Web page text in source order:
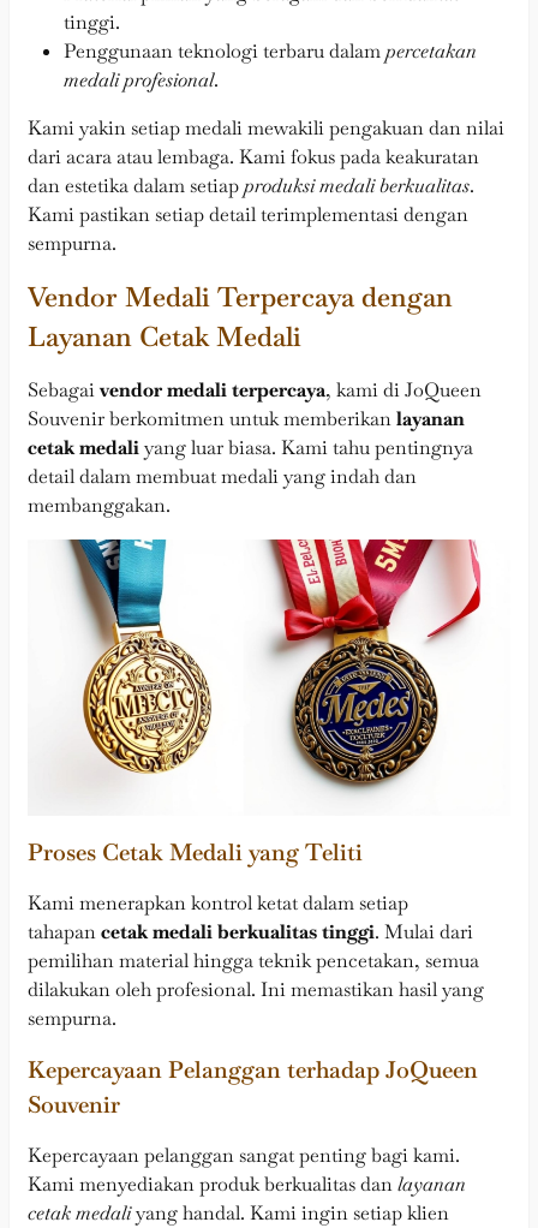
tinggi.
Penggunaan teknologi terbaru dalampercetakan
medali profesional.
Kami yakin setiap medali mewakili pengakuan dan nilai
dari acara atau lembaga. Kami fokus pada keakuratan
dan estetika dalam setiapproduksi medali berkualitas.
Kami pastikan setiap detail terimplementasi dengan
sempurna.
Vendor Medali Terpercaya dengan
Layanan Cetak Medali
Sebagaivendor medali terpercaya, kami di JoQueen
Souvenir berkomitmen untuk memberikanlayanan
cetak medaliyang luar biasa. Kami tahu pentingnya
detail dalam membuat medali yang indah dan
membanggakan.
Proses Cetak Medali yang Teliti
Kami menerapkan kontrol ketat dalam setiap
tahapancetak medali berkualitas tinggi. Mulai dari
pemilihan material hingga teknik pencetakan, semua
dilakukan oleh profesional. Ini memastikan hasil yang
sempurna.
Kepercayaan Pelanggan terhadap JoQueen
Souvenir
Kepercayaan pelanggan sangat penting bagi kami.
Kami menyediakan produk berkualitas danlayanan
cetak medaliyang handal. Kami ingin setiap klien